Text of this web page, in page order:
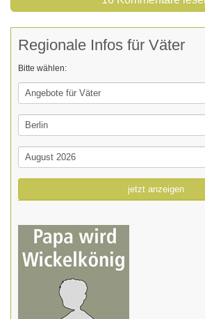
Regionale Infos für Väter
Bitte wählen:
jetzt anzeigen